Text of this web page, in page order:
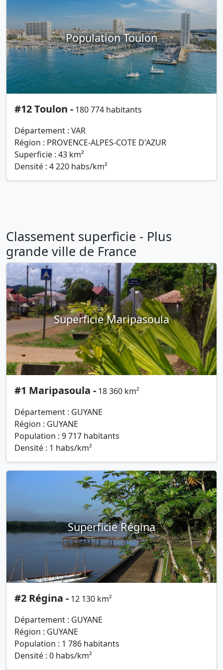
Population Toulon
#12 Toulon - 180 774 habitants
Département : VAR
Région : PROVENCE-ALPES-COTE D'AZUR
Superficie : 43 km²
Densité : 4 220 habs/km²
Classement superficie - Plus
grande ville de France
Superficie Maripasoula
#1 Maripasoula - 18 360 km²
Département : GUYANE
Région : GUYANE
Population : 9 717 habitants
Densité : 1 habs/km²
Superficie Régina
#2 Régina - 12 130 km²
Département : GUYANE
Région : GUYANE
Population : 1 786 habitants
Densité : 0 habs/km²